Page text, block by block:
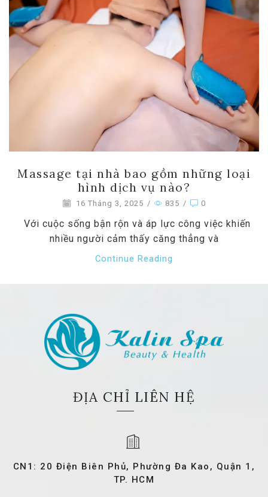
Massage tại nhà bao gồm những loại
hình dịch vụ nào?
16 Tháng 3, 2025 / 835 / 0
Với cuộc sống bận rộn và áp lực công việc khiến
nhiều người cảm thấy căng thẳng và
Continue Reading
ĐỊA CHỈ LIÊN HỆ
CN1: 20 Điện Biên Phủ, Phường Đa Kao, Quận 1,
TP. HCM